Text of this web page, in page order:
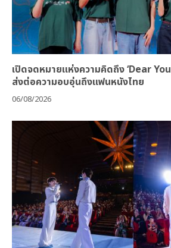
เปิดจดหมายแห่งความคิดถึง ‘Dear
ส่งต่อความอบอุ่นถึงแฟนหนังไทย
06/08/2026